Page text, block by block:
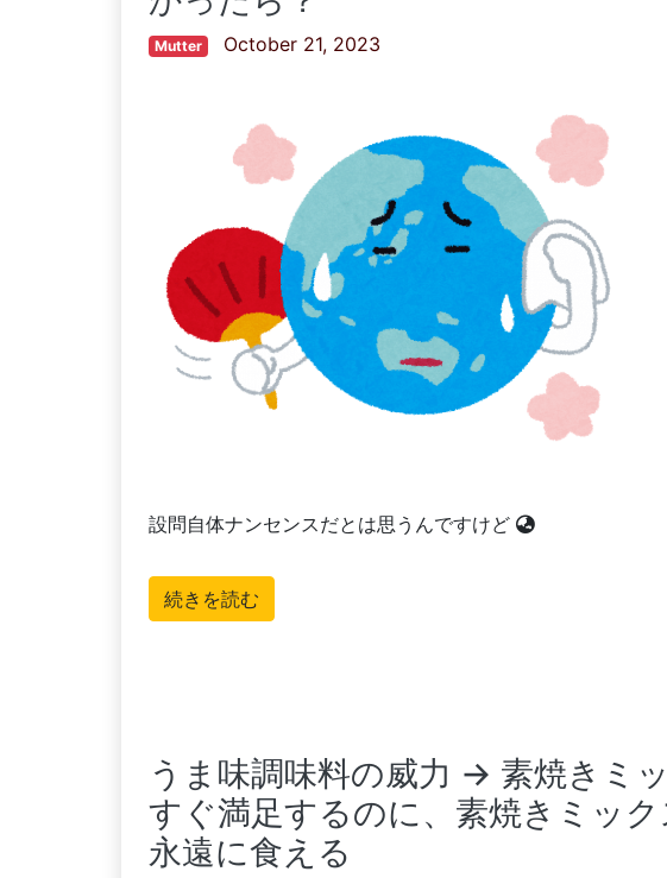
Mutter October 21, 2023
設問自体ナンセンスだとは思うんですけど
続きを読む
うま味調味料の威力 → 素焼きミ
すぐ満足するのに、素焼きミッ
永遠に食える